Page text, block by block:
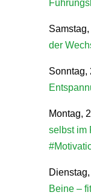
der
Sonntag,
Montag,
selbst im
Beine –